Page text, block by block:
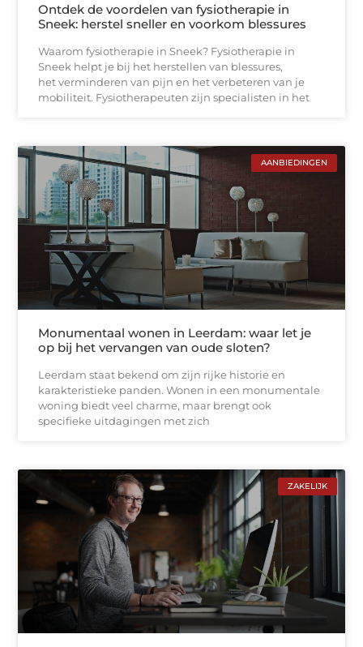
Ontdek de voordelen van fysiotherapie in
Sneek: herstel sneller en voorkom blessures
Waarom fysiotherapie in Sneek? Fysiotherapie in
Sneek helpt je bij het herstellen van blessures,
het verminderen van pijn en het verbeteren van je
mobiliteit. Fysiotherapeuten zijn specialisten in het
AANBIEDINGEN
Monumentaal wonen in Leerdam: waar let je
op bij het vervangen van oude sloten?
Leerdam staat bekend om zijn rijke historie en
karakteristieke panden. Wonen in een monumentale
woning biedt veel charme, maar brengt ook
specifieke uitdagingen met zich
ZAKELIJK